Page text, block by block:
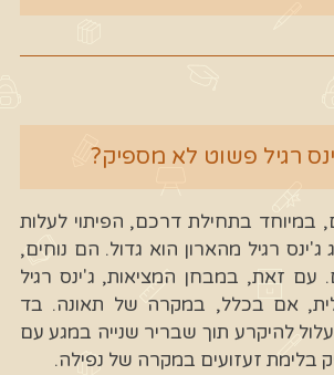
רגיל פשוט לא מספיק?
במיוחד בתחילת דרכם, הפיתוי לעלות
ג'ינס רגיל מהארון הוא גדול. הם נוחים,
עם זאת, במבחן המציאות, ג'ינס רגיל
אם בכלל, במקרה של תאונה. בד
להיקרע תוך שבריר שנייה במגע עם
בלימת זעזועים במקרה של נפילה.